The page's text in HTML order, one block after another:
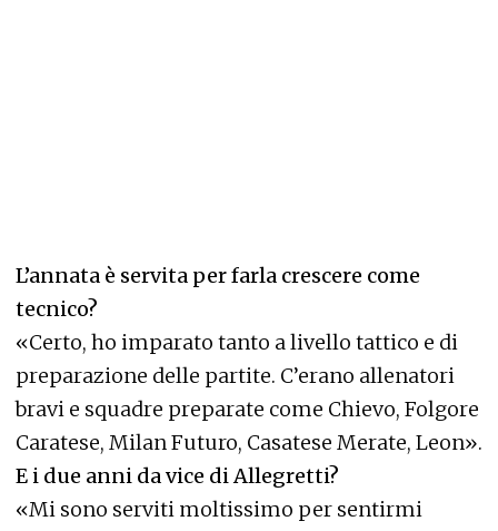
L’annata è servita per farla crescere come
tecnico?
«Certo, ho imparato tanto a livello tattico e di
preparazione delle partite. C’erano allenatori
bravi e squadre preparate come Chievo, Folgore
Caratese, Milan Futuro, Casatese Merate, Leon».
E i due anni da vice di Allegretti?
«Mi sono serviti moltissimo per sentirmi